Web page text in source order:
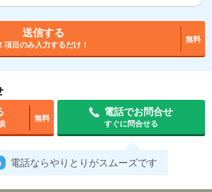
送信する
項目のみ入力するだけ！
無料
無料
電話でお問合せ
すぐに問合せる
電話ならやりとりがスムーズです